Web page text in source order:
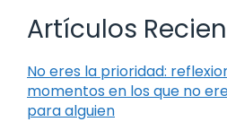
Artículos
No eres la prioridad:
momentos en los que no
para alguien